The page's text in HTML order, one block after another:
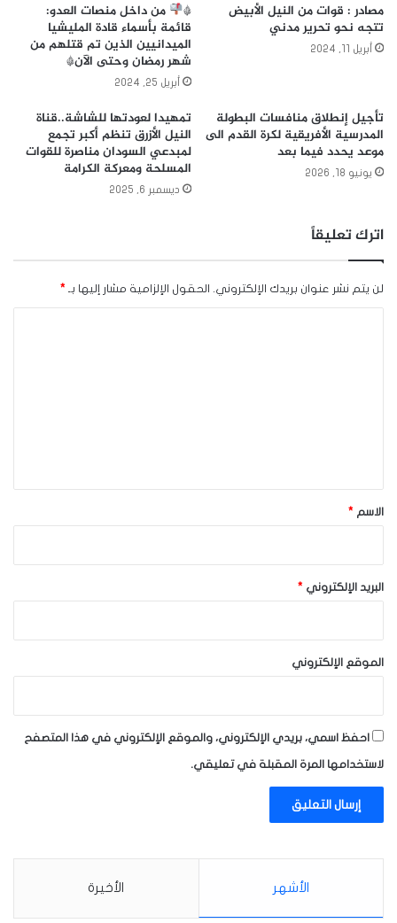
مصادر : قوات من النيل الأبيض
تتجه نحو تحرير مدني
أبريل 11, 2024
*
من داخل منصات العدو:
قائمة بأسماء قادة المليشيا
الميدانيين الذين تم قتلهم من
شهر رمضان وحتى الآن*
أبريل 25, 2024
تأجيل إنطلاق منافسات البطولة
المدرسية الأفريقية لكرة القدم الى
موعد يحدد فيما بعد
يونيو 18, 2026
تمهيدا لعودتها للشاشة..قناة
النيل الأزرق تنظم أكبر تجمع
لمبدعي السودان مناصرة للقوات
المسلحة ومعركة الكرامة
ديسمبر 6, 2025
اترك تعليقاً
لن يتم نشر عنوان بريدك الإلكتروني. الحقول الإلزامية مشار إليها بـ *
*الاسم *
البريد الإلكتروني *
الموقع الإلكتروني
احفظ اسمي، بريدي الإلكتروني، والموقع الإلكتروني في هذا المتصفح
لاستخدامها المرة المقبلة في تعليقي.
الأشهر الأخيرة